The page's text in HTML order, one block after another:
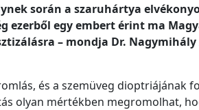
során a szaruhártya
ezerből egy embert érint ma
– mondja Dr.
és a szemüveg dioptriájának
olyan mértékben megromolhat,